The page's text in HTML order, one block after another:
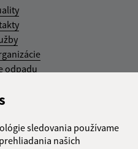
sledovania používame
našich
odpadu